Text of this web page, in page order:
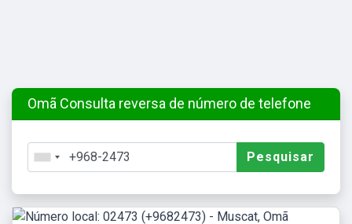
Omã Consulta reversa de número de telefone
Pesquisar